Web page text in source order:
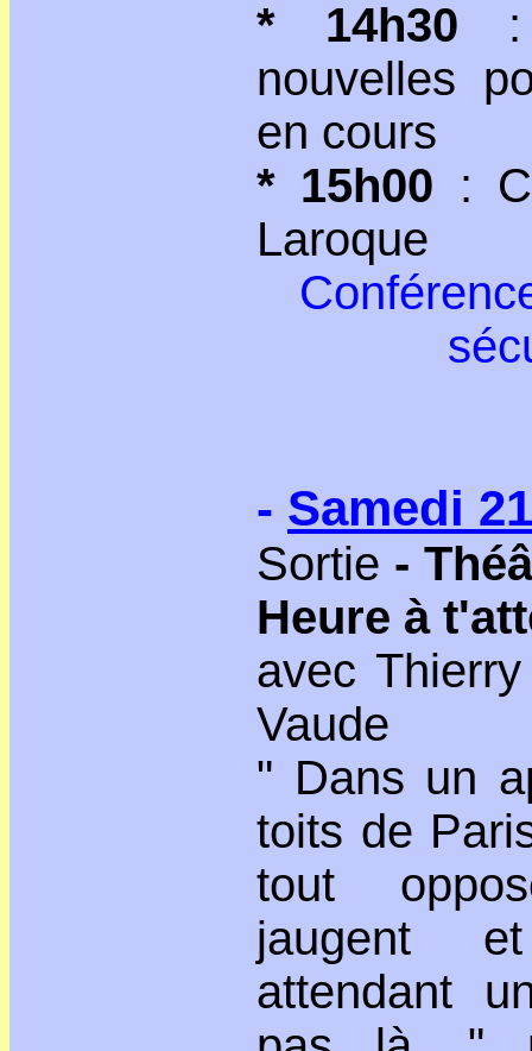
* 14h30 :
nouvelles
en cours
* 15h00 :
Laroque
- Samedi
Sortie -
Heure à
avec
Vaude
" Dans un
toits de
tout
jaugent
attendant